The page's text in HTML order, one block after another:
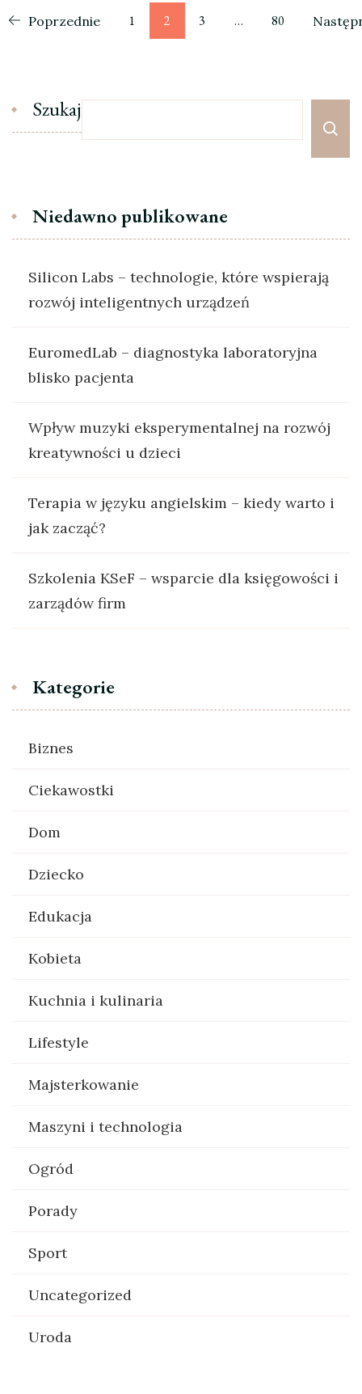
Stronicowanie
Poprzednie Strona
1 Strona
2 Strona
3 … Strona
80
Szukaj
Niedawno publikowane
Silicon Labs – technologie, które wspierają
rozwój inteligentnych urządzeń
EuromedLab – diagnostyka laboratoryjna
blisko pacjenta
Wpływ muzyki eksperymentalnej na rozwój
kreatywności u dzieci
Terapia w języku angielskim – kiedy warto i
jak zacząć?
Szkolenia KSeF – wsparcie dla księgowości i
zarządów firm
Kategorie
Biznes
Ciekawostki
Dom
Dziecko
Edukacja
Kobieta
Kuchnia i kulinaria
Lifestyle
Majsterkowanie
Maszyni i technologia
Ogród
Porady
Sport
Uncategorized
Uroda